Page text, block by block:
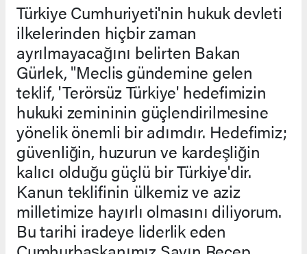
Türkiye Cumhuriyeti'nin hukuk devleti
ilkelerinden hiçbir zaman
ayrılmayacağını belirten Bakan
Gürlek, "Meclis gündemine gelen
teklif, 'Terörsüz Türkiye' hedefimizin
hukuki zemininin güçlendirilmesine
yönelik önemli bir adımdır. Hedefimiz;
güvenliğin, huzurun ve kardeşliğin
kalıcı olduğu güçlü bir Türkiye'dir.
Kanun teklifinin ülkemiz ve aziz
milletimize hayırlı olmasını diliyorum.
Bu tarihi iradeye liderlik eden